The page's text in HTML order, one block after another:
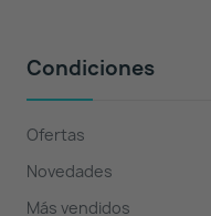
Condiciones
Ofertas
Novedades
Más vendidos